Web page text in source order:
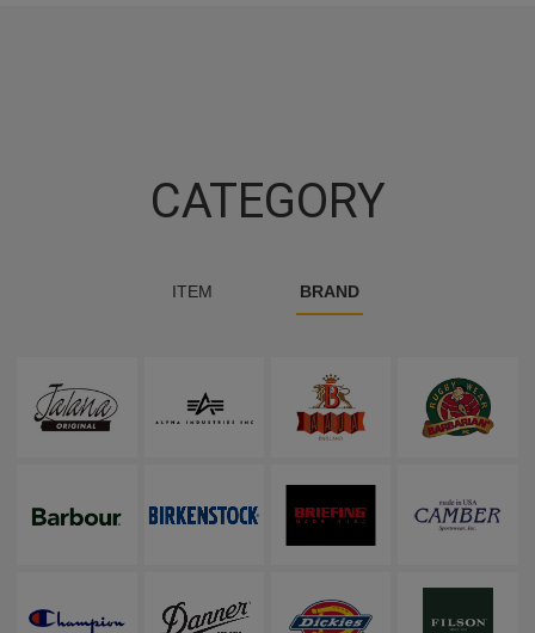
CATEGORY
ITEM BRAND